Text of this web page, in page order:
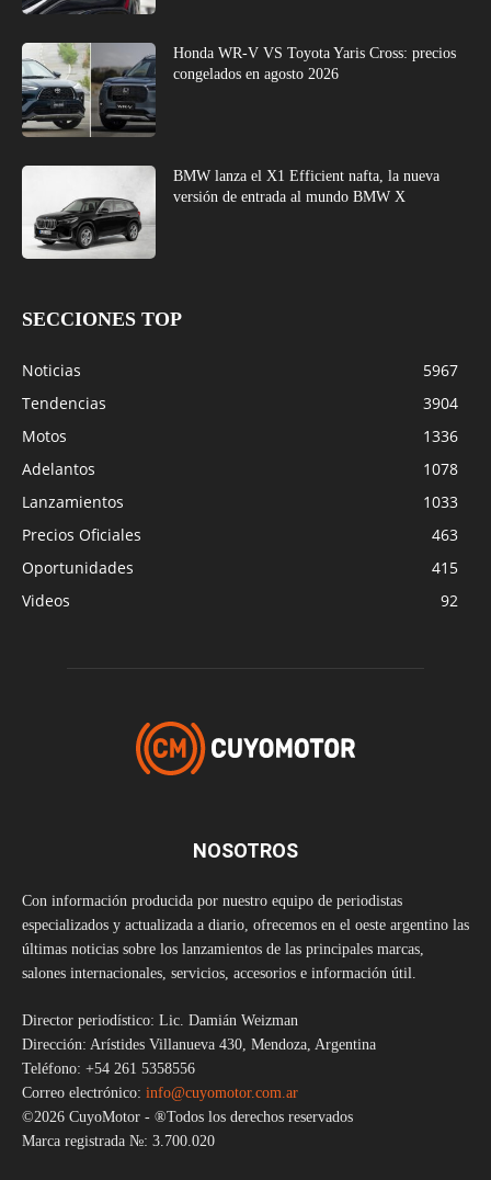
Honda WR-V VS Toyota Yaris Cross: precios
congelados en agosto 2026
BMW lanza el X1 Efficient nafta, la nueva
versión de entrada al mundo BMW X
SECCIONES TOP
Noticias
5967
Tendencias
3904
Motos
1336
Adelantos
1078
Lanzamientos
1033
Precios Oficiales
463
Oportunidades
415
Videos
92
NOSOTROS
Con información producida por nuestro equipo de periodistas
especializados y actualizada a diario, ofrecemos en el oeste argentino las
últimas noticias sobre los lanzamientos de las principales marcas,
salones internacionales, servicios, accesorios e información útil.
Director periodístico: Lic. Damián Weizman
Dirección: Arístides Villanueva 430, Mendoza, Argentina
Teléfono: +54 261 5358556
Correo electrónico: info@cuyomotor.com.ar
©2026 CuyoMotor - ®Todos los derechos reservados
Marca registrada №: 3.700.020